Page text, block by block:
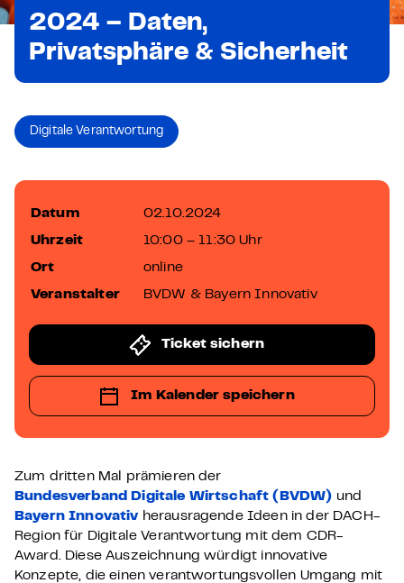
2024 – Daten,
Privatsphäre & Sicherheit
Digitale Verantwortung
Zum dritten Mal prämieren der
Bundesverband Digitale Wirtschaft (BVDW) und
Bayern Innovativ herausragende Ideen in der DACH-
Region für Digitale Verantwortung mit dem CDR-
Award. Diese Auszeichnung würdigt innovative
Konzepte, die einen verantwortungsvollen Umgang mit
Datum 02.10.2024
Uhrzeit 10:00 – 11:30 Uhr
Ort online
Veranstalter BVDW & Bayern Innovativ
Ticket sichern
Im Kalender speichern